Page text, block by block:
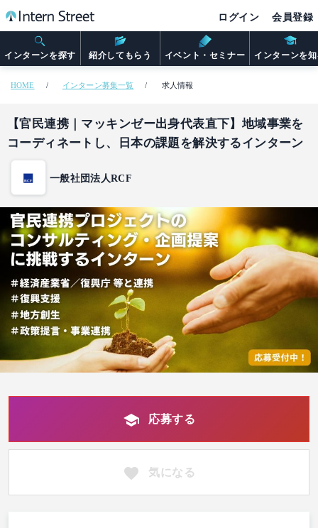
インターンを探す 紹介してもらう イベント・セミナー インターンを
ログイン 会員登録
HOME インターン募集一覧 求人情報
【官民連携｜マッキンゼー出身代表直下】地域事業を
コーディネートし、日本の課題を解決するインターン
一般社団法人RCF
応募する
気になる